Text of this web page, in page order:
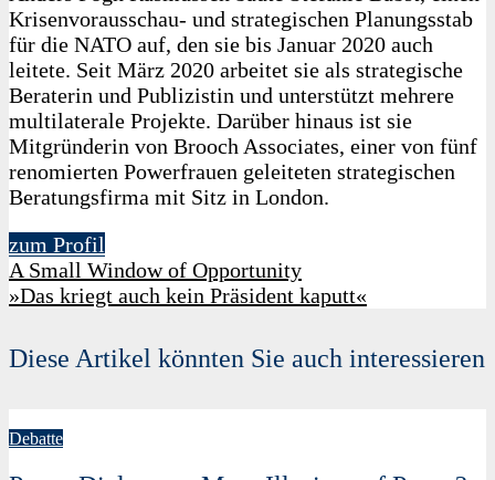
Krisenvorausschau- und strategischen Planungsstab
für die NATO auf, den sie bis Januar 2020 auch
leitete. Seit März 2020 arbeitet sie als strategische
Beraterin und Publizistin und unterstützt mehrere
multilaterale Projekte. Darüber hinaus ist sie
Mitgründerin von Brooch Associates, einer von fünf
renomierten Powerfrauen geleiteten strategischen
Beratungsfirma mit Sitz in London.
zum Profil
A Small Window of Opportunity
»Das kriegt auch kein Präsident kaputt«
Diese Artikel könnten Sie auch interessieren
Debatte